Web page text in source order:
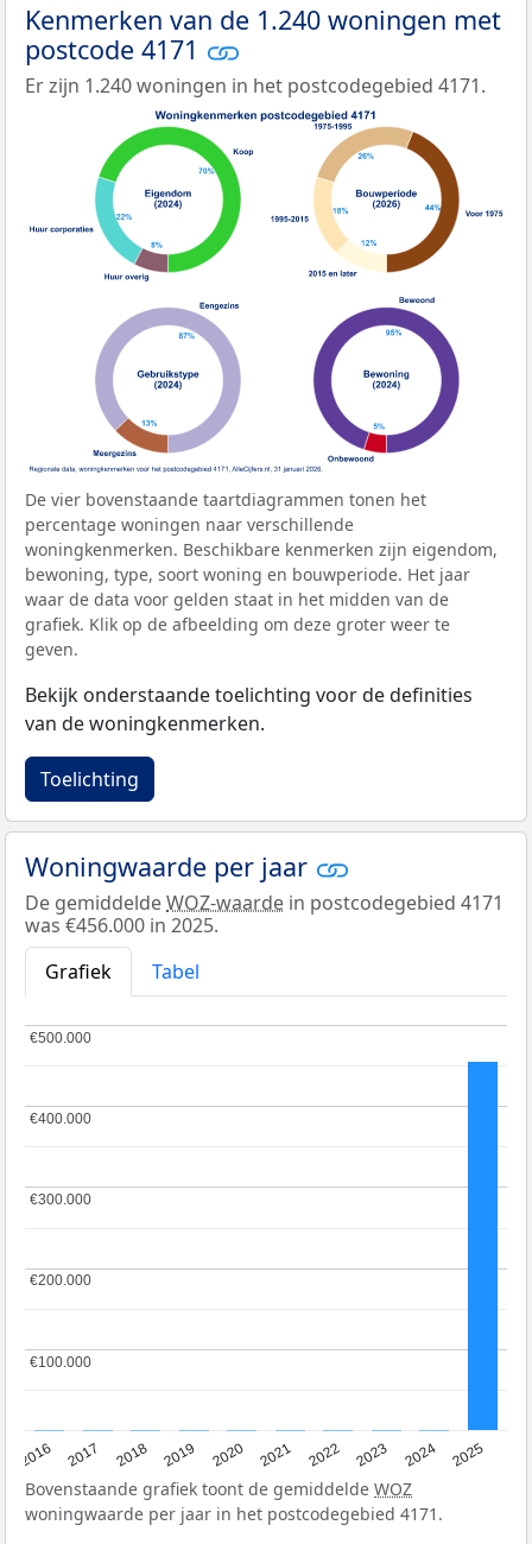
Kenmerken van de 1.240 woningen met
postcode 4171
Er zijn 1.240 woningen in het postcodegebied 4171.
De vier bovenstaande taartdiagrammen tonen het
percentage woningen naar verschillende
woningkenmerken. Beschikbare kenmerken zijn eigendom,
bewoning, type, soort woning en bouwperiode. Het jaar
waar de data voor gelden staat in het midden van de
grafiek. Klik op de afbeelding om deze groter weer te
geven.
Bekijk onderstaande toelichting voor de definities
van de woningkenmerken.
Toelichting
Woningwaarde per jaar
De gemiddeldeWOZ-waarde in postcodegebied 4171
was €456.000 in 2025.
Grafiek
Tabel
2016 2017 2018 2019 2020 2021 2022 2023 2024 2025
€100.000
€100.000
€200.000
€200.000
€300.000
€300.000
€400.000
€400.000
€500.000
€500.000
Bovenstaande grafiek toont de gemiddelde WOZ
woningwaarde per jaar in het postcodegebied 4171.